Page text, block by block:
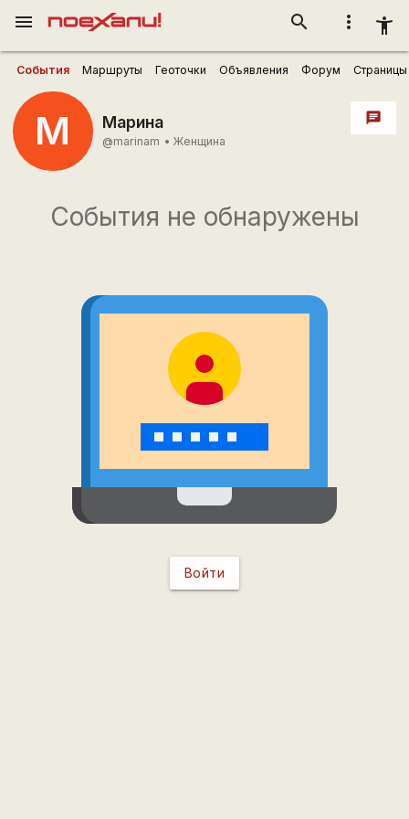
more_vert accessibility_new
search
menu
События Маршруты Геоточки Объявления Форум Страницы
М Марина
@marinam • Женщина
chat
События не обнаружены
Войти